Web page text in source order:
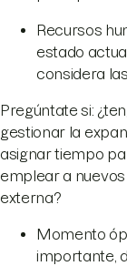
Recursos
estado
considera
Pregúntate si:
gestionar la
asignar tiempo
emplear a
externa?
Momento
importante,